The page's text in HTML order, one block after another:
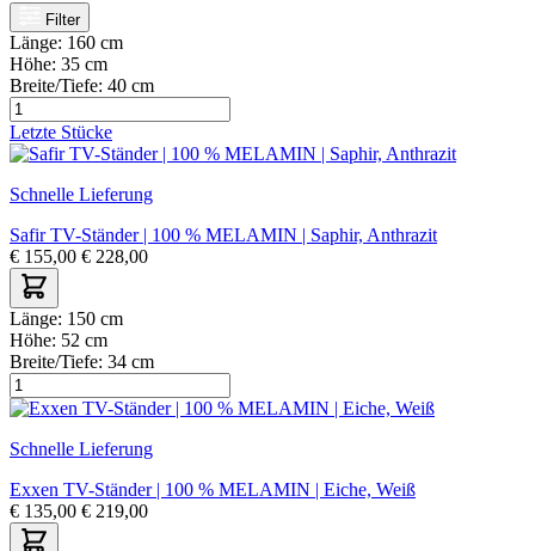
Filter
Länge: 160 cm
Höhe: 35 cm
Breite/Tiefe: 40 cm
Letzte Stücke
Schnelle Lieferung
Safir TV-Ständer | 100 % MELAMIN | Saphir, Anthrazit
€ 155,00 € 228,00
Länge: 150 cm
Höhe: 52 cm
Breite/Tiefe: 34 cm
Schnelle Lieferung
Exxen TV-Ständer | 100 % MELAMIN | Eiche, Weiß
€ 135,00 € 219,00